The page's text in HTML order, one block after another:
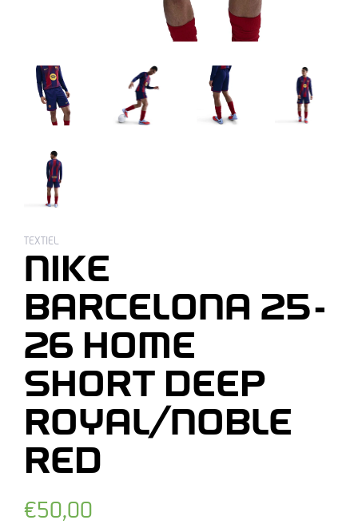
TEXTIEL
NIKE
BARCELONA 25-
26 HOME
SHORT DEEP
ROYAL/NOBLE
RED
Normale
€50,00